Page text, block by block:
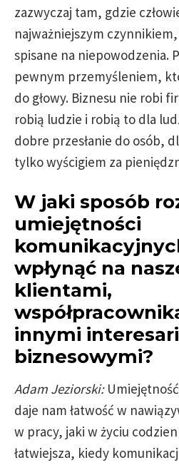
zazwyczaj tam, gdzie
najważniejszym
spisane na niepowodzenia.
pewnym przemyśleniem,
do głowy. Biznesu nie robi
robią ludzie i robią to dla
dobre przesłanie do osób,
tylko wyścigiem za
W jaki sposób
umiejętności
wpłynąć na
klientami,
innymi
biznesowymi?
Adam Jeziorski:
daje nam łatwość w
w pracy, jaki w życiu
łatwiejsza, kiedy